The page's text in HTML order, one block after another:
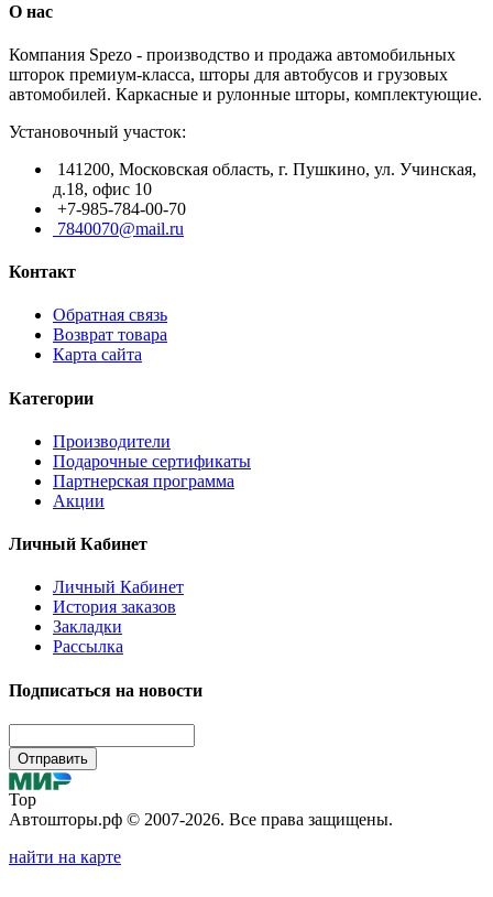
О нас
Компания Spezo - производство и продажа автомобильных
шторок премиум-класса, шторы для автобусов и грузовых
автомобилей. Каркасные и рулонные шторы, комплектующие.
Установочный участок:
141200, Московская область, г. Пушкино, ул. Учинская,
д.18, офис 10
+7-985-784-00-70
7840070@mail.ru
Контакт
Обратная связь
Возврат товара
Карта сайта
Категории
Производители
Подарочные сертификаты
Партнерская программа
Акции
Личный Кабинет
Личный Кабинет
История заказов
Закладки
Рассылка
Подписаться на новости
Отправить
Top
Автошторы.рф © 2007-2026. Все права защищены.
найти на карте